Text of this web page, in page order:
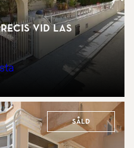
vid Las
Såld